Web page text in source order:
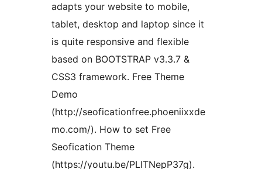
adapts your website to mobile,
tablet, desktop and laptop since it
is quite responsive and flexible
based on BOOTSTRAP v3.3.7 &
CSS3 framework. Free Theme
Demo
(http://seoficationfree.phoeniixxde
mo.com/). How to set Free
Seofication Theme
(https://youtu.be/PLITNepP37g).